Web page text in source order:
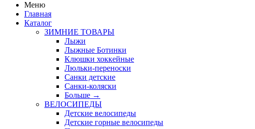
Меню
Главная
Каталог
ЗИМНИЕ ТОВАРЫ
Лыжи
Лыжные Ботинки
Клюшки хоккейные
Люльки-переноски
Санки детские
Санки-коляски
Больше →
ВЕЛОСИПЕДЫ
Детские велосипеды
Детские горные велосипеды